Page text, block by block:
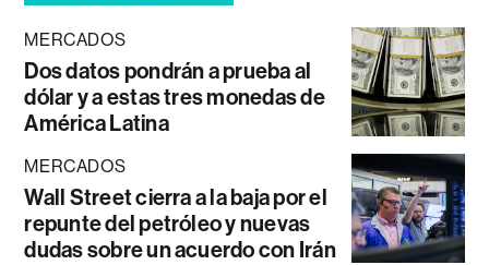
MERCADOS
Dos datos pondrán a prueba al
dólar y a estas tres monedas de
América Latina
MERCADOS
Wall Street cierra a la baja por el
repunte del petróleo y nuevas
dudas sobre un acuerdo con Irán